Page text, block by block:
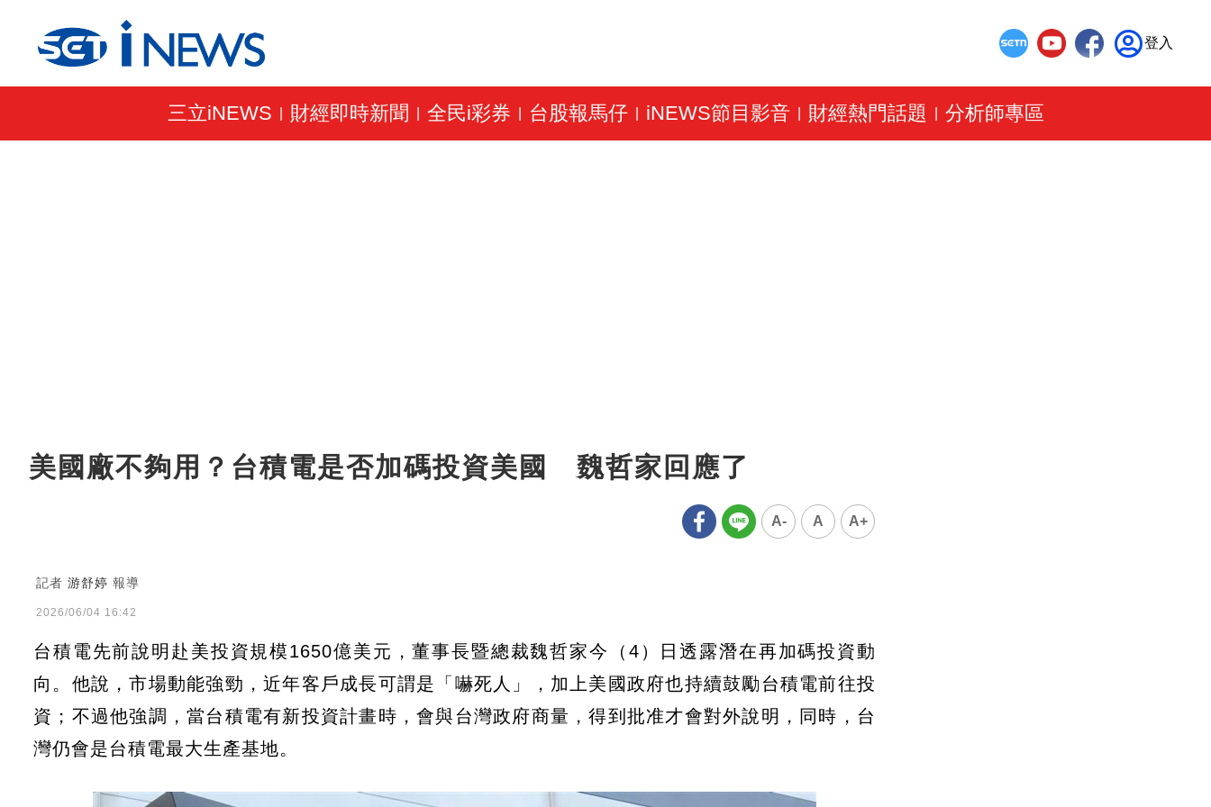
登入
三立iNEWS 財經即時新聞 全民i彩券 台股報馬仔| iNEWS節目影音 財經熱門話題 分析師專區
美國廠不夠用？台積電是否加碼投資美國 魏哲家回應了
A- A A+
記者 游舒婷 報導
2026/06/04 16:42
台積電先前說明赴美投資規模1650億美元，董事長暨總裁魏哲家今（4）日透露潛在再加碼投資動
向。他說，市場動能強勁，近年客戶成長可謂是「嚇死人」，加上美國政府也持續鼓勵台積電前往投
資；不過他強調，當台積電有新投資計畫時，會與台灣政府商量，得到批准才會對外說明，同時，台
灣仍會是台積電最大生產基地。